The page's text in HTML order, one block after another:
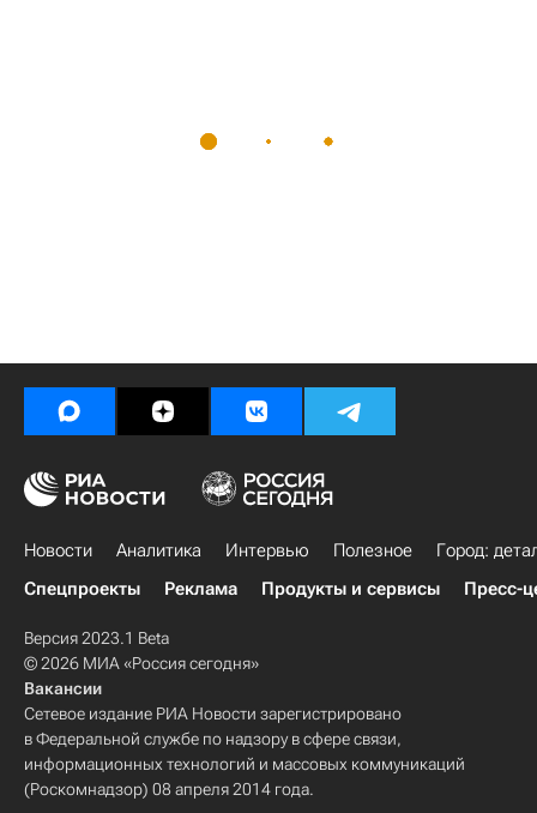
Новости Аналитика Интервью Полезное
Город:
Спецпроекты
Реклама Продукты и сервисы Пресс-
Версия 2023.1 Beta
© 2026 МИА «Россия сегодня»
Вакансии
Сетевое издание РИА Новости зарегистрировано
в Федеральной службе по надзору в сфере связи,
информационных технологий и массовых коммуникаций
(Роскомнадзор) 08 апреля 2014 года.